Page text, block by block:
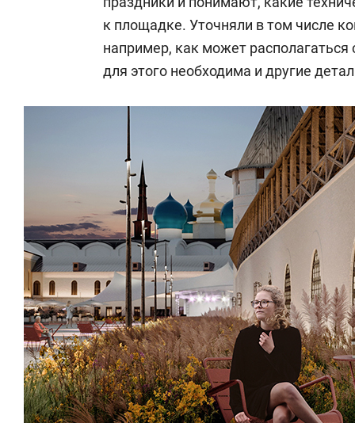
к площадке. Уточняли в том числе
например, как может
для этого необходима и другие